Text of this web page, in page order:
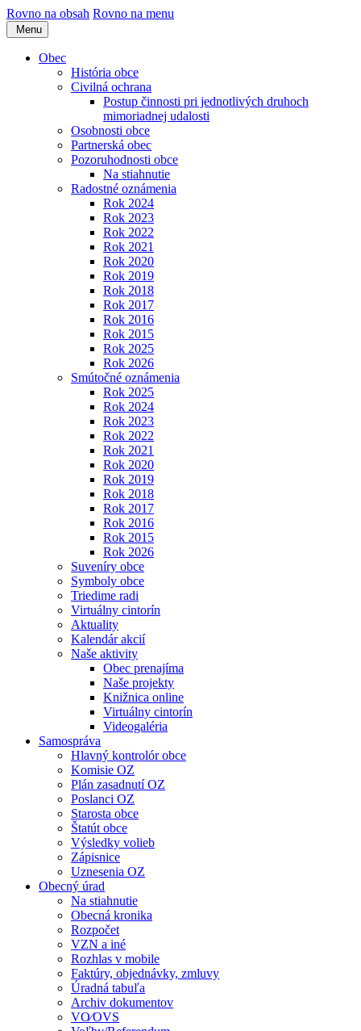
Rovno na obsah Rovno na menu
Menu
Obec
História obce
Civilná ochrana
Postup činnosti pri jednotlivých druhoch
mimoriadnej udalosti
Osobnosti obce
Partnerská obec
Pozoruhodnosti obce
Na stiahnutie
Radostné oznámenia
Rok 2024
Rok 2023
Rok 2022
Rok 2021
Rok 2020
Rok 2019
Rok 2018
Rok 2017
Rok 2016
Rok 2015
Rok 2025
Rok 2026
Smútočné oznámenia
Rok 2025
Rok 2024
Rok 2023
Rok 2022
Rok 2021
Rok 2020
Rok 2019
Rok 2018
Rok 2017
Rok 2016
Rok 2015
Rok 2026
Suveníry obce
Symboly obce
Triedime radi
Virtuálny cintorín
Aktuality
Kalendár akcií
Naše aktivity
Obec prenajíma
Naše projekty
Knižnica online
Virtuálny cintorín
Videogaléria
Samospráva
Hlavný kontrolór obce
Komisie OZ
Plán zasadnutí OZ
Poslanci OZ
Starosta obce
Štatút obce
Výsledky volieb
Zápisnice
Uznesenia OZ
Obecný úrad
Na stiahnutie
Obecná kronika
Rozpočet
VZN a iné
Rozhlas v mobile
Faktúry, objednávky, zmluvy
Úradná tabuľa
Archiv dokumentov
VO⁄OVS